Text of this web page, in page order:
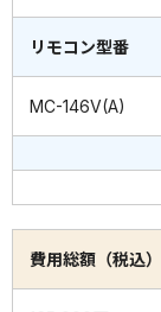
リモコン型番
MC-146V(A)
費用総額（税込）